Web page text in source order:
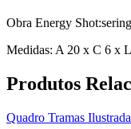
Obra Energy
Medidas: A 20 x C 6 x
Produtos
Quadro Tramas